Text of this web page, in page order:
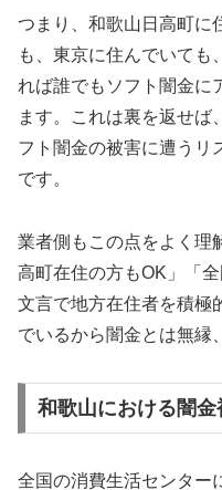
つまり、和歌山日高町に
も、東京に住んでいても
れば誰でもソフト闇金に
ます。これは裏を返せば
フト闇金の被害に遭うリ
です。
業者側もこの点をよく理
高町在住の方もOK」「
文言で地方在住者を積極
でいるから闇金とは無縁
和歌山における闇
全国の消費生活センター